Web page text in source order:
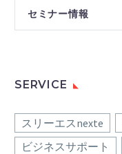
セミナー情報
SERVICE
スリーエスnexte
ビジネスサポート